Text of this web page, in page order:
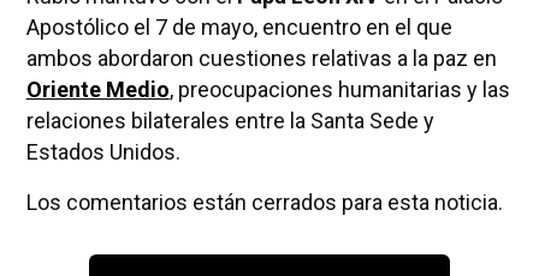
Apostólico el 7 de mayo, encuentro en el que
ambos abordaron cuestiones relativas a la paz en
Oriente Medio, preocupaciones humanitarias y las
relaciones bilaterales entre la Santa Sede y
Estados Unidos.
Los comentarios están cerrados para esta noticia.